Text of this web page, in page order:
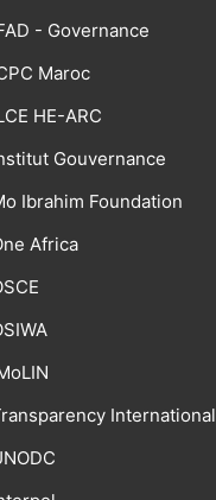
- Governance
Maroc
HE-ARC
Gouvernance
Ibrahim Foundation
Africa
International